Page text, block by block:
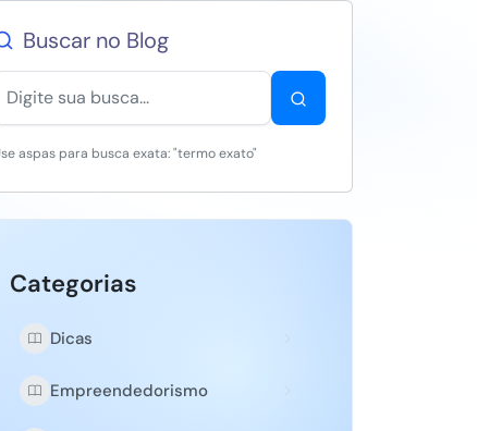
Buscar no Blog
aspas para busca exata: "termo exato"
Categorias
Dicas
Empreendedorismo